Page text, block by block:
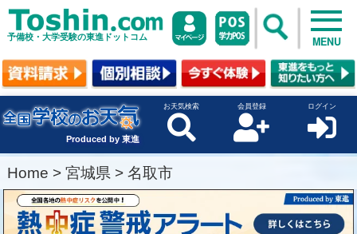
予備校・大学受験の東進ドットコム MENU
Produced by 東進
お天気検索 会員登録 ログイン
Home > 宮城県 > 名取市